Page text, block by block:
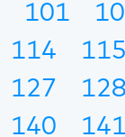
101
114 115
127 128
140 141